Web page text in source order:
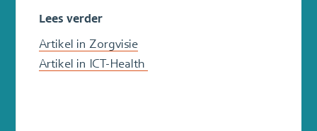
Lees verder
Artikel in Zorgvisie
Artikel in ICT-Health